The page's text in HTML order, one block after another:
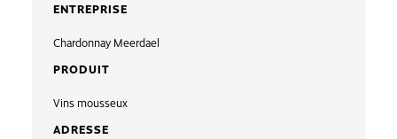
ENTREPRISE
Chardonnay Meerdael
PRODUIT
Vins mousseux
ADRESSE